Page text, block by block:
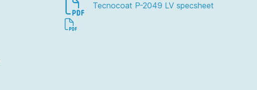
Tecnocoat P-2049 LV specsheet